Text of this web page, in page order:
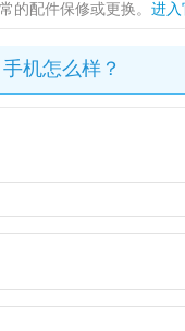
的配件保修或更换。 进入
机怎么样？